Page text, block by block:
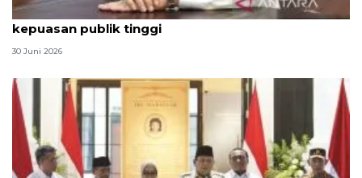
Qodari: Pemerintah tak puas diri meski tingkat
kepuasan publik tinggi
30 Juni 2026